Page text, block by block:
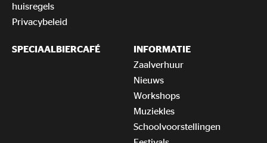
huisregels
Privacybeleid
SPECIAALBIERCAFÉ
INFORMATIE
Zaalverhuur
Nieuws
Workshops
Muziekles
Schoolvoorstellingen